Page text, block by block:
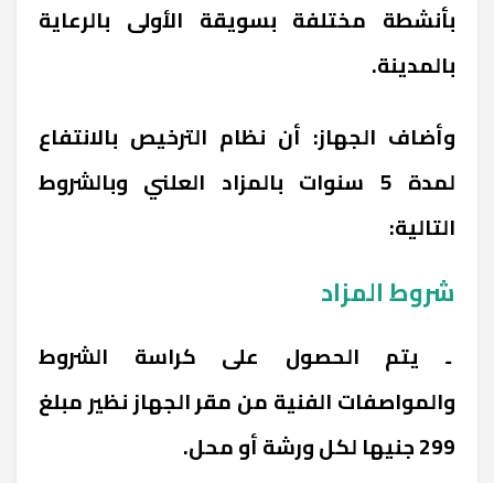
بأنشطة مختلفة بسويقة الأولى بالرعاية
بالمدينة.
وأضاف الجهاز: أن نظام الترخيص بالانتفاع
لمدة 5 سنوات بالمزاد العلني وبالشروط
التالية:
شروط المزاد
ـ يتم الحصول على كراسة الشروط
والمواصفات الفنية من مقر الجهاز نظير مبلغ
299 جنيها لكل ورشة أو محل.